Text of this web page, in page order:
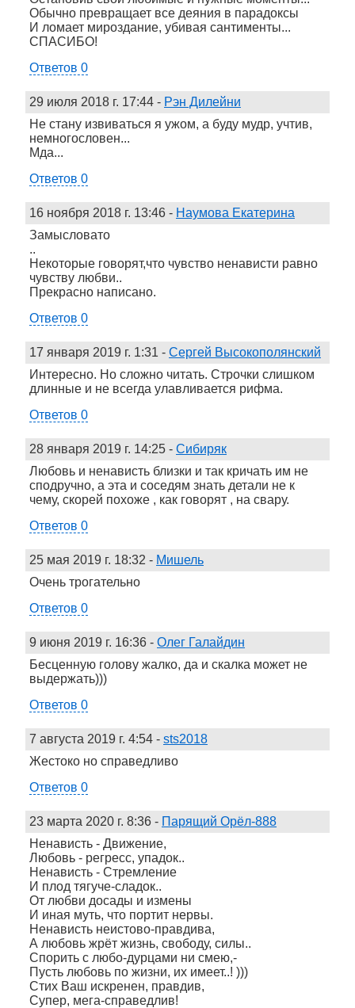
Обычно превращает все деяния в парадоксы
И ломает мироздание, убивая сантименты...
СПАСИБО!
Ответов 0
29 июля 2018 г. 17:44 - Рэн Дилейни
Не стану извиваться я ужом, а буду мудр, учтив,
немногословен...
Мда...
Ответов 0
16 ноября 2018 г. 13:46 - Наумова Екатерина
Замысловато
..
Некоторые говорят,что чувство ненависти равно
чувству любви..
Прекрасно написано.
Ответов 0
17 января 2019 г. 1:31 - Сергей Высокополянский
Интересно. Но сложно читать. Строчки слишком
длинные и не всегда улавливается рифма.
Ответов 0
28 января 2019 г. 14:25 - Cибиряк
Любовь и ненависть близки и так кричать им не
сподручно, а эта и соседям знать детали не к
чему, скорей похоже , как говорят , на свару.
Ответов 0
25 мая 2019 г. 18:32 - Мишель
Очень трогательно
Ответов 0
9 июня 2019 г. 16:36 - Олег Галайдин
Бесценную голову жалко, да и скалка может не
выдержать)))
Ответов 0
7 августа 2019 г. 4:54 - sts2018
Жестоко но справедливо
Ответов 0
23 марта 2020 г. 8:36 - Парящий Орёл-888
Ненависть - Движение,
Любовь - регресс, упадок..
Ненависть - Стремление
И плод тягуче-сладок..
От любви досады и измены
И иная муть, что портит нервы.
Ненависть неистово-правдива,
А любовь жрёт жизнь, свободу, силы..
Спорить с любо-дурцами ни смею,-
Пусть любовь по жизни, их имеет..! )))
Стих Ваш искренен, правдив,
Супер, мега-справедлив!